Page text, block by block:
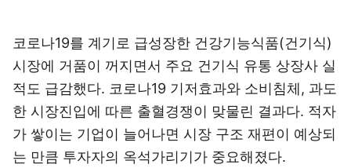
코로나19를 계기로 급성장한 건강기능식품(건기식)
시장에 거품이 꺼지면서 주요 건기식 유통 상장사 실
적도 급감했다. 코로나19 기저효과와 소비침체, 과도
한 시장진입에 따른 출혈경쟁이 맞물린 결과다. 적자
가 쌓이는 기업이 늘어나면 시장 구조 재편이 예상되
는 만큼 투자자의 옥석가리기가 중요해졌다.